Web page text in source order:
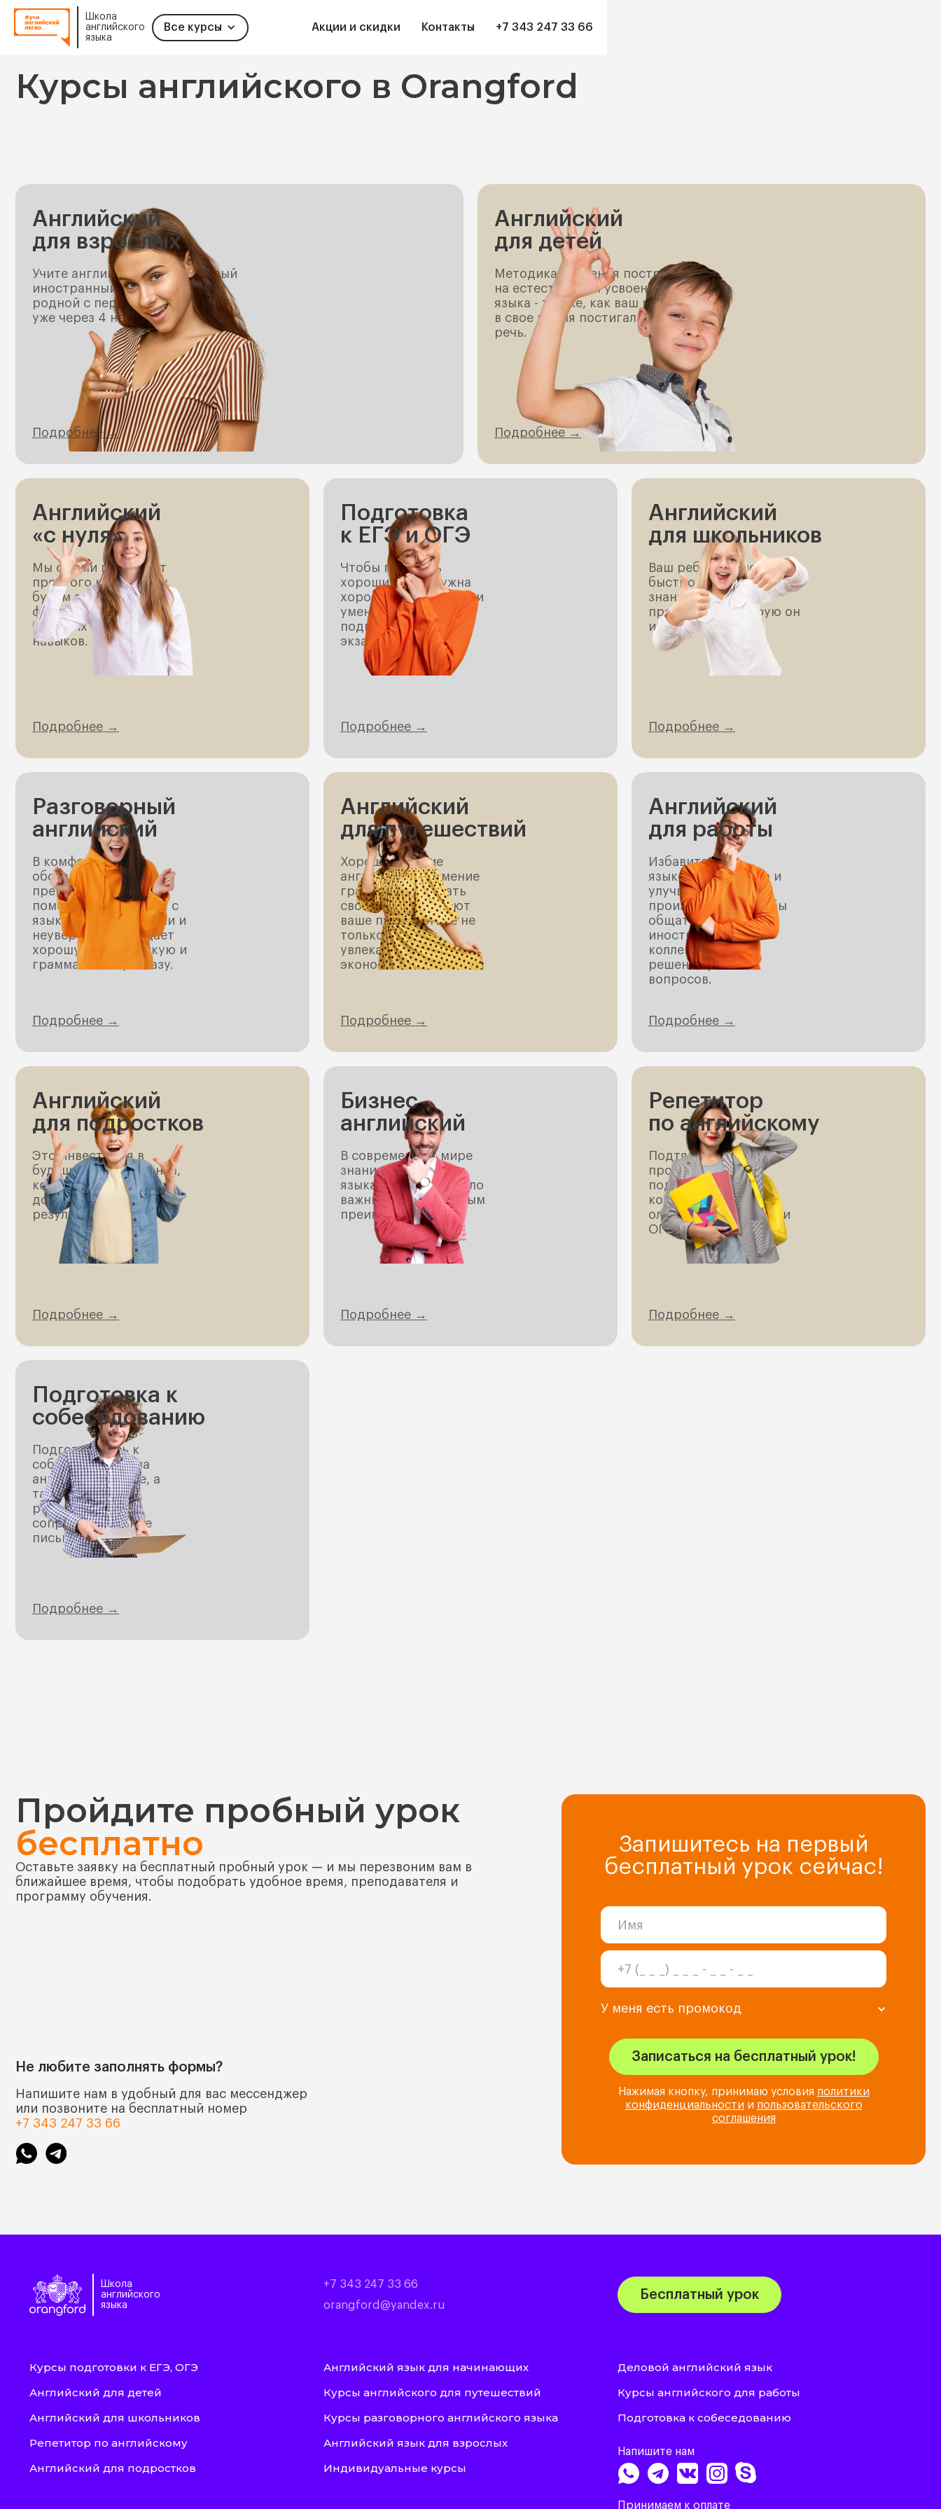
Школа
английского
языка
Все курсы Акции и скидки Контакты +7 343 247 33 66
Курсы английского в Orangford
Английский
для взрослых
Учите английский не как первый
иностранный, а как второй
родной с первым результатом
уже через 4 недели.
Подробнее →
Английский
для детей
Методика обучения построена
на естественном усвоении
языка - так же, как ваш ребенок
в свое время постигал родную
речь.
Подробнее →
Английский
«с нуля»
Мы с вами пойдем от
простого к сложному,
будем закладывать
фундамент ваших
будущих знаний и
навыков.
Подробнее →
Подготовка
к ЕГЭ и ОГЭ
Чтобы получить
хороший балл нужна
хорошая подготовка и
умение обходить
подводные камни
экзамена.
Подробнее →
Английский
для школьников
Ваш ребенок сможет
быстро подтянуть
знания по той
программе, которую он
изучает в школе.
Подробнее →
Разговорный
английский
В комфортной
обстановке
преподаватель
помогает справиться с
языковыми барьерами и
неуверенностью, дает
хорошую лексическую и
грамматическую базу.
Подробнее →
Английский
для путешествий
Хорошее знание
английского и умение
грамотно выражать
свои мысли сделают
ваше путешествие не
только более
увлекательным, но и
экономичным.
Подробнее →
Английский
для работы
Избавитесь от
языкового барьера и
улучшите свое
произношение, чтобы
общаться с
иностранными
коллегами и для
решения рабочих
вопросов.
Подробнее →
Английский
для подростков
Это инвестиция в
будущее ваше ребенка,
которая поможет ему
достичь высоких
результатов.
Подробнее →
Бизнес
английский
В современном мире
знание английского
языка уже давно стало
важным конкурентным
преимуществом.
Подробнее →
Репетитор
по английскому
Подтянем школьную
программу,
подготовимся к
контрольным и
олимпиадам или ЕГЭ и
ОГЭ.
Подробнее →
Подготовка к
собеседованию
Подготовитесь к
собеседованию на
английском языке, а
также составите
резюме и
сопроводительное
письмо.
Подробнее →
Пройдите пробный урок
бесплатно
Оставьте заявку на бесплатный пробный урок — и мы перезвоним вам в
ближайшее время, чтобы подобрать удобное время, преподавателя и
программу обучения.
Не любите заполнять формы?
Напишите нам в удобный для вас мессенджер
или позвоните на бесплатный номер
+7 343 247 33 66
Запишитесь на первый
бесплатный урок сейчас!
У меня есть промокод
Нажимая кнопку, принимаю условия политики
конфиденциальности и пользовательского
соглашения
Школа
английского
языка
+7 343 247 33 66
orangford@yandex.ru
Бесплатный урок
Курсы подготовки к ЕГЭ, ОГЭ
Английский для детей
Английский для школьников
Репетитор по английскому
Английский для подростков
Английский язык для начинающих
Курсы английского для путешествий
Курсы разговорного английского языка
Английский язык для взрослых
Индивидуальные курсы
Деловой английский язык
Курсы английского для работы
Подготовка к собеседованию
Напишите нам
Принимаем к оплате